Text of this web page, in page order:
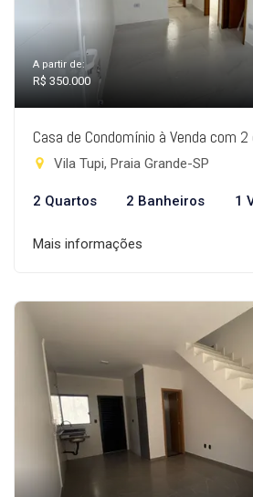
A partir de:
R$ 350.000
Casa de Condomínio à Venda com
Vila Tupi, Praia Grande-SP
2 Quartos 2 Banheiros 1
Mais informações